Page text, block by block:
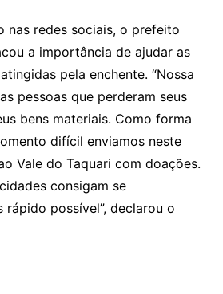
nas redes sociais, o prefeito
a importância de ajudar as
pela enchente. “Nossa
pessoas que perderam seus
bens materiais. Como forma
difícil enviamos neste
Vale do Taquari com doações.
consigam se
rápido possível”, declarou o